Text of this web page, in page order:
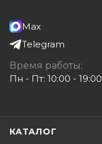
Max
Telegram
Время работы:
Пн - Пт: 10:00 - 19:00
КАТАЛОГ